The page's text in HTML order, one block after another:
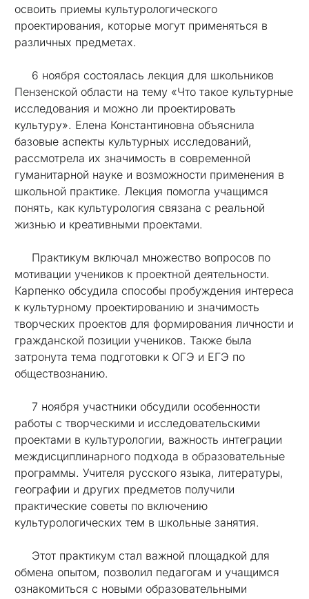
освоить приемы культурологического
проектирования, которые могут применяться в
различных предметах.
6 ноября состоялась лекция для школьников
Пензенской области на тему «Что такое культурные
исследования и можно ли проектировать
культуру». Елена Константиновна объяснила
базовые аспекты культурных исследований,
рассмотрела их значимость в современной
гуманитарной науке и возможности применения в
школьной практике. Лекция помогла учащимся
понять, как культурология связана с реальной
жизнью и креативными проектами.
Практикум включал множество вопросов по
мотивации учеников к проектной деятельности.
Карпенко обсудила способы пробуждения интереса
к культурному проектированию и значимость
творческих проектов для формирования личности и
гражданской позиции учеников. Также была
затронута тема подготовки к ОГЭ и ЕГЭ по
обществознанию.
7 ноября участники обсудили особенности
работы с творческими и исследовательскими
проектами в культурологии, важность интеграции
междисциплинарного подхода в образовательные
программы. Учителя русского языка, литературы,
географии и других предметов получили
практические советы по включению
культурологических тем в школьные занятия.
Этот практикум стал важной площадкой для
обмена опытом, позволил педагогам и учащимся
ознакомиться с новыми образовательными